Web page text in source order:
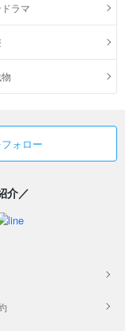
ラマ
ォロー
介／